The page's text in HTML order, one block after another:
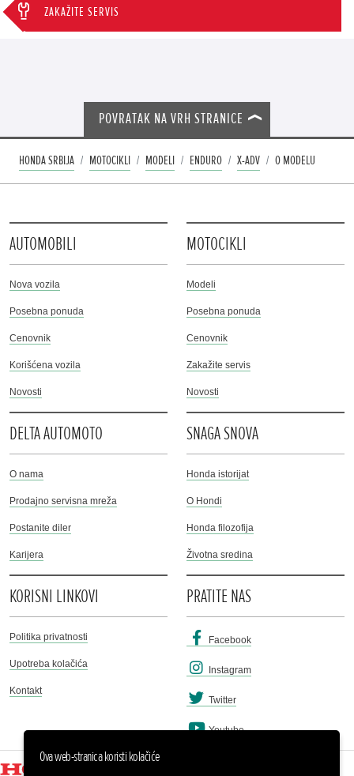
ZAKAŽITE SERVIS
POVRATAK NA VRH STRANICE
HONDA SRBIJA MOTOCIKLI MODELI ENDURO X-ADV O MODELU
AUTOMOBILI
Nova vozila
Posebna ponuda
Cenovnik
Korišćena vozila
Novosti
MOTOCIKLI
Modeli
Posebna ponuda
Cenovnik
Zakažite servis
Novosti
DELTA AUTOMOTO
O nama
Prodajno servisna mreža
Postanite diler
Karijera
SNAGA SNOVA
Honda istorijat
O Hondi
Honda filozofija
Životna sredina
KORISNI LINKOVI
Politika privatnosti
Upotreba kolačića
Kontakt
PRATITE NAS
Facebook
Instagram
Twitter
Youtube
Ova web-stranica koristi kolačiće